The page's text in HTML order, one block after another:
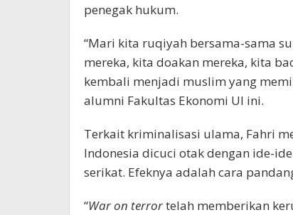
penegak hukum.
“Mari kita ruqiyah bersama-sama
mereka, kita doakan mereka, kita
kembali menjadi muslim yang
alumni Fakultas Ekonomi UI ini.
Terkait kriminalisasi ulama, Fahri
Indonesia dicuci otak dengan ide-ide
serikat. Efeknya adalah cara
“War on terrortelah memberikan